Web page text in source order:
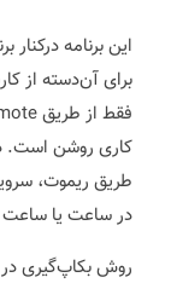
این برنامه درکنار
طریق ریموت،
در ساعت یا ساعت
روش بکاپ‌گیری